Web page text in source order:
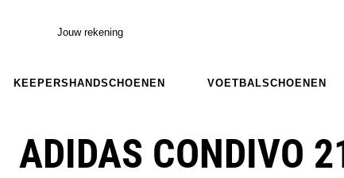
Jouw rekening
KEEPERSHANDSCHOENEN VOETBALSCHOENEN
ADIDAS CONDIVO